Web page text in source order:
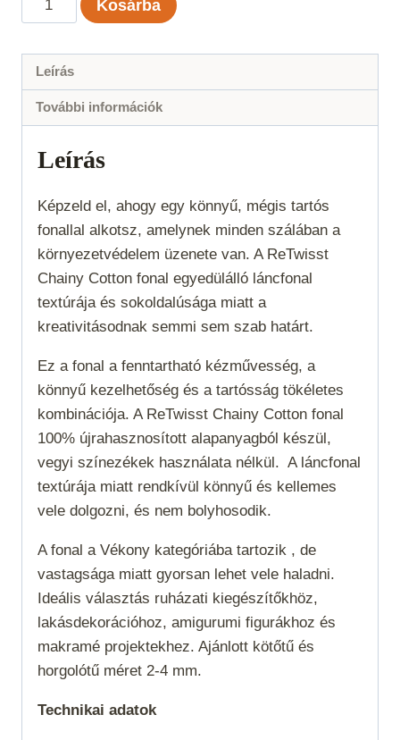
Chainy
Türkiz
Kosárba
Leírás
További információk
Leírás
Képzeld el, ahogy egy könnyű, mégis tartós
fonallal alkotsz, amelynek minden szálában a
környezetvédelem üzenete van. A ReTwisst
Chainy Cotton fonal egyedülálló láncfonal
textúrája és sokoldalúsága miatt a
kreativitásodnak semmi sem szab határt.
Ez a fonal a fenntartható kézművesség, a
könnyű kezelhetőség és a tartósság tökéletes
kombinációja. A ReTwisst Chainy Cotton fonal
100% újrahasznosított alapanyagból készül,
vegyi színezékek használata nélkül. A láncfonal
textúrája miatt rendkívül könnyű és kellemes
vele dolgozni, és nem bolyhosodik.
A fonal a Vékony kategóriába tartozik , de
vastagsága miatt gyorsan lehet vele haladni.
Ideális választás ruházati kiegészítőkhöz,
lakásdekorációhoz, amigurumi figurákhoz és
makramé projektekhez. Ajánlott kötőtű és
horgolótű méret 2-4 mm.
Technikai adatok